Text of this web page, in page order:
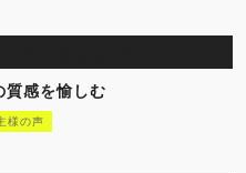
質感を愉しむ
様の声